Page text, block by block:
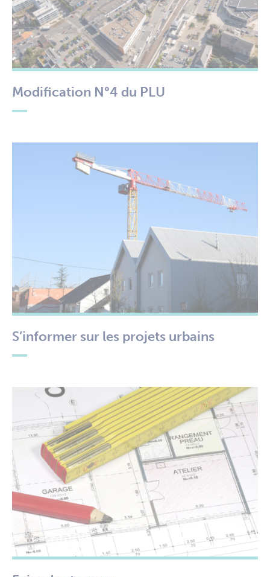
Modification N°4 du PLU
S’informer sur les projets urbains